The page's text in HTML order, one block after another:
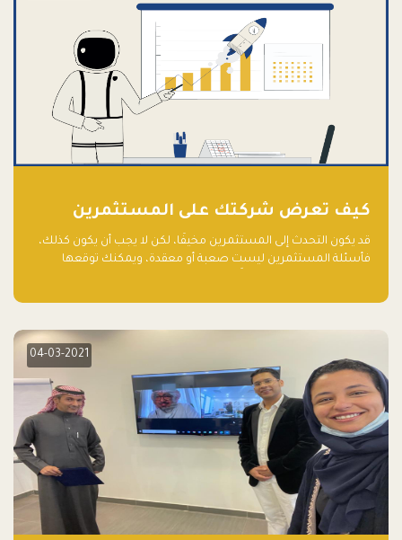
كيف تعرض شركتك على المستثمرين
قد يكون التحدث إلى المستثمرين مخيفًا، لكن لا يجب أن يكون كذلك،
فأسئلة المستثمرين ليست صعبة أو معقدة، ويمكنك توقعها
04-03-2021